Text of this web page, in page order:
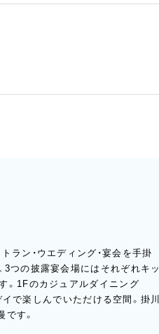
ラン・ウエディング・宴会を手掛
3つの披露宴会場にはそれぞれキッ
。1Fのカジュアルダイニング
イで楽しんでいただける空間。掛川
す。